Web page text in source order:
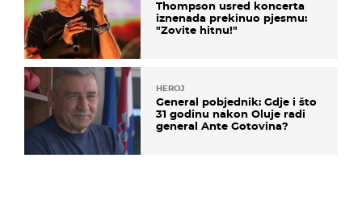
Thompson usred koncerta
iznenada prekinuo pjesmu:
"Zovite hitnu!"
HEROJ
General pobjednik: Gdje i što
31 godinu nakon Oluje radi
general Ante Gotovina?